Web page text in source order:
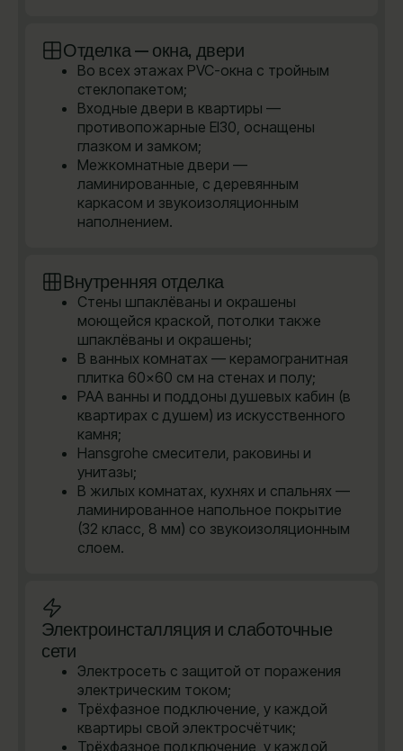
Отделка — окна, двери
Во всех этажах PVC-окна с тройным
стеклопакетом;
Входные двери в квартиры —
противопожарные EI30, оснащены
глазком и замком;
Межкомнатные двери —
ламинированные, с деревянным
каркасом и звукоизоляционным
наполнением.
Внутренняя отделка
Стены шпаклёваны и окрашены
моющейся краской, потолки также
шпаклёваны и окрашены;
В ванных комнатах — керамогранитная
плитка 60×60 см на стенах и полу;
PAA ванны и поддоны душевых кабин (в
квартирах с душем) из искусственного
камня;
Hansgrohe cмесители, раковины и
унитазы;
В жилых комнатах, кухнях и спальнях —
ламинированное напольное покрытие
(32 класс, 8 мм) со звукоизоляционным
слоем.
Электроинсталляция и слаботочные
сети
Электросеть с защитой от поражения
электрическим током;
Трёхфазное подключение, у каждой
квартиры свой электросчётчик;
Трёхфазное подключение, у каждой